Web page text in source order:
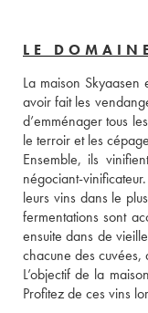
LE
La maison
avoir fait les
d’emménager tous
le terroir et les
Ensemble, ils
négociant-
leurs vins dans le
fermentations sont
ensuite dans de
chacune des
L’objectif de la
Profitez de ces vins